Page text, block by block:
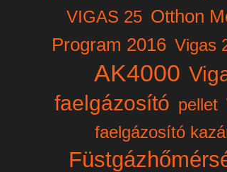
VIGAS 25 Otthon
Program 2016 Vigas
AK4000
faelgázosító pellet
faelgázosító